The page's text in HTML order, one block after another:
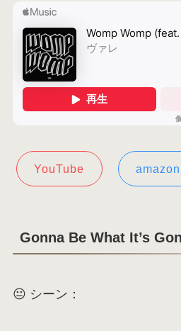
YouTube amazon
Gonna Be What It’s
😐 シーン：